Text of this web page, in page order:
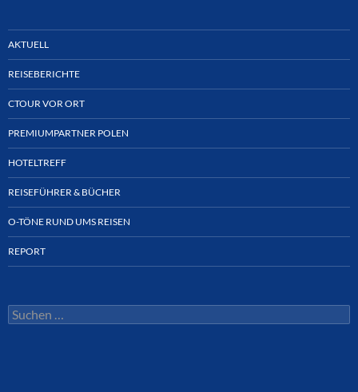
AKTUELL
REISEBERICHTE
CTOUR VOR ORT
PREMIUMPARTNER POLEN
HOTELTREFF
REISEFÜHRER & BÜCHER
O-TÖNE RUND UMS REISEN
REPORT
Suchen
nach: